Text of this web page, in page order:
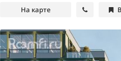
На карте